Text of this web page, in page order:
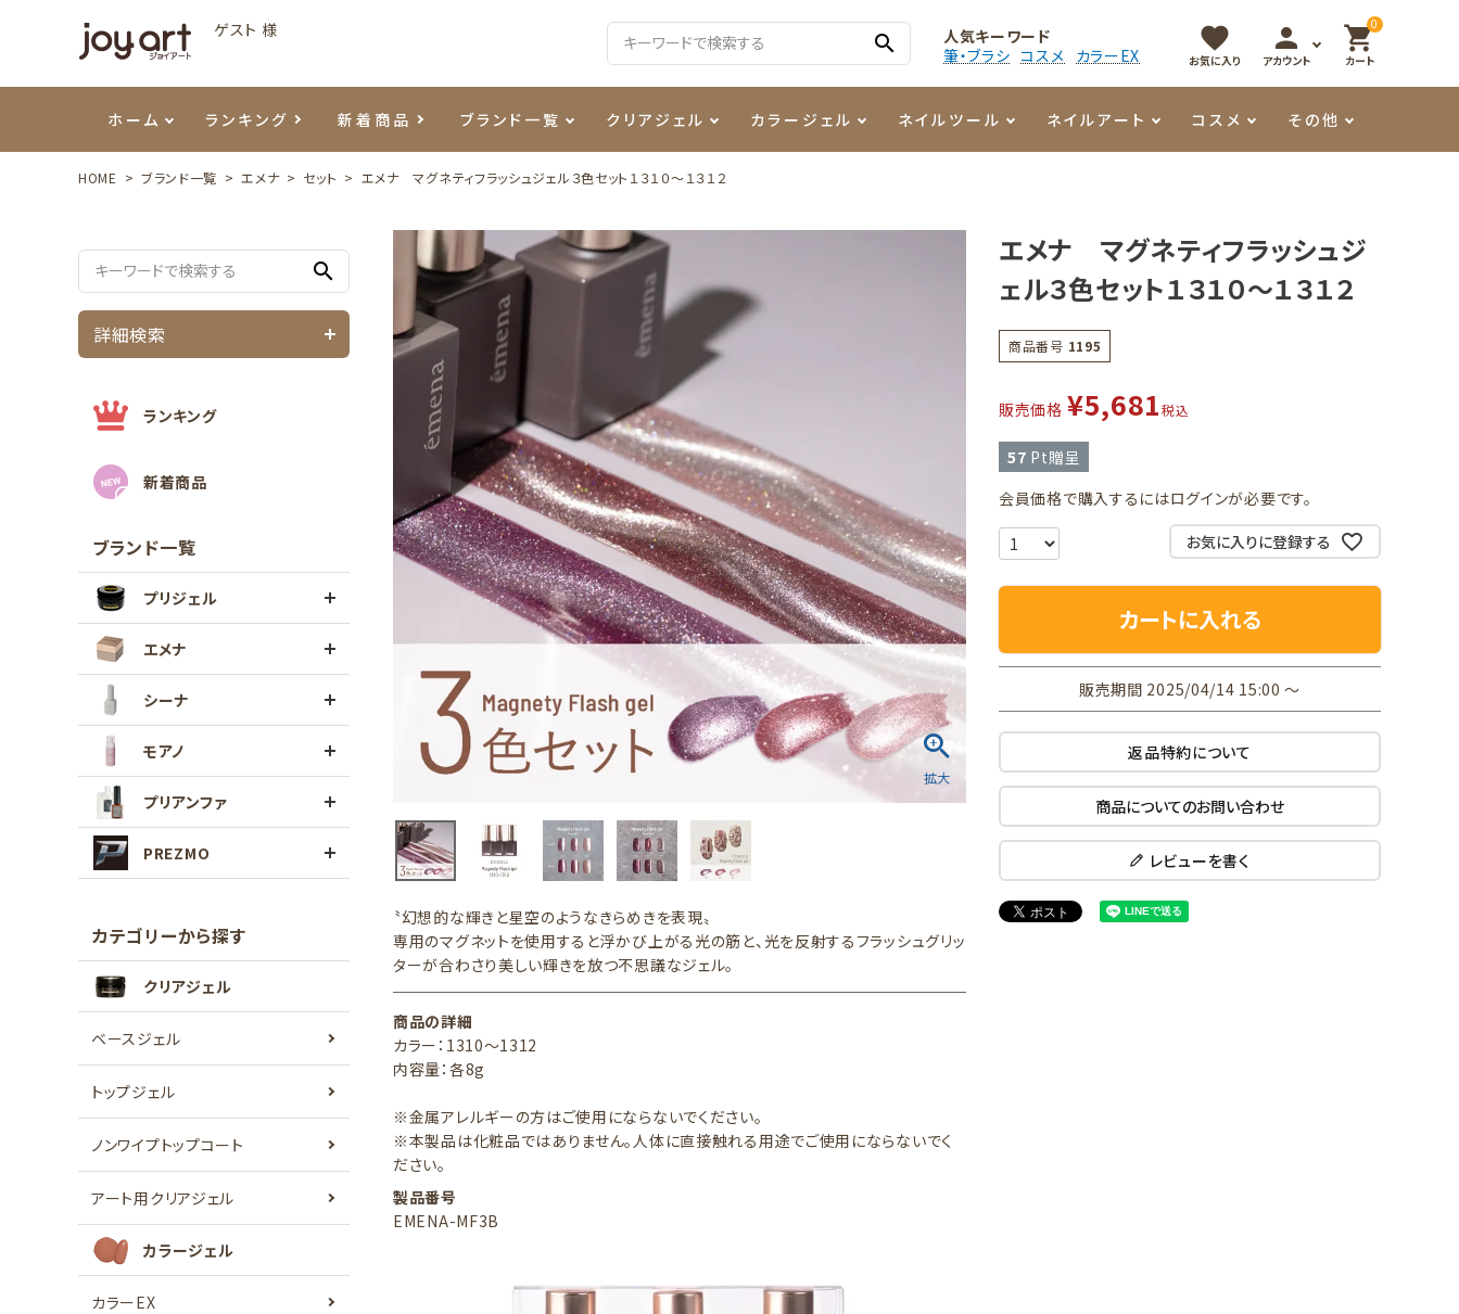
ゲスト 様
search
人気キーワード
筆・ブラシ コスメ カラーEX
favorite
お気に入り
person
アカウント
0
shopping_cart
カート
ホーム ランキング 新着商品 ブランド一覧
モアノ プリアンファ
クリアジェル カラージェル
ウェービージェル テラコッタジェル 3Dクレイジェル
マグネティジェル マグネティフラッシュジェル メタリックジェル
フラッシュジェル シーナカラージェルポリッシュ
ネイルツール
ネイルケア用品 ピンセット・シザー・スパチュラ 容器・ポーチ
ネイルマシン LEDライト
ネイルアート
メタルパーツ パウダー・フレーク その他
コスメ その他
HOME ブランド一覧 エメナ セット エメナ マグネティフラッシュジェル３色セット１３１０～１３１２
search
詳細検索
ランキング
新着商品
ブランド一覧
プリジェル
エメナ
シーナ
モアノ
プリアンファ
PREZMO
カテゴリーから探す
クリアジェル
ベースジェル
トップジェル
ノンワイプトップコート
アート用クリアジェル
カラージェル
カラーEX
〝幻想的な輝きと星空のようなきらめきを表現〟
専用のマグネットを使用すると浮かび上がる光の筋と、光を反射するフラッシュグリッ
ターが合わさり美しい輝きを放つ不思議なジェル。
商品の詳細
カラー：1310～1312
内容量：各8g
※金属アレルギーの方はご使用にならないでください。
※本製品は化粧品ではありません。人体に直接触れる用途でご使用にならないでく
ださい。
製品番号
EMENA-MF3B
エメナ マグネティフラッシュジ
ェル３色セット１３１０～１３１２
商品番号 1195
販売価格 ¥5,681税込
57 Pt贈呈
会員価格で購入するにはログインが必要です。
お気に入りに登録する
カートに入れる
販売期間 2025/04/14 15:00〜
返品特約について
商品についてのお問い合わせ
レビューを書く